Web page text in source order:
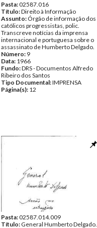
Pasta:02587.016
Título:Direito à Informação
Assunto: Órgão de informação dos
católicos progressistas, polic.
Transcreve notícias da imprensa
internacional e portuguesa sobre o
assassinato de Humberto Delgado.
Número: 9
Data: 1966
Fundo:DRS - Documentos Alfredo
Ribeiro dos Santos
Tipo Documental:IMPRENSA
Página(s): 12
Pasta:02587.014.009
Título: General Humberto Delgado.